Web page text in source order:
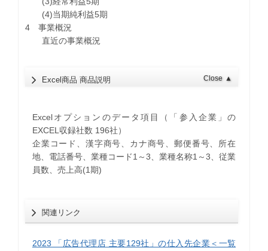
(4)当期純利益5期
4 事業概況
直近の事業概況
Excel商品 商品説明 Close ▲
Excelオプションのデータ項目（「参入企業」の
EXCEL収録社数 196社）
企業コード、漢字商号、カナ商号、郵便番号、所在
地、電話番号、業種コード1～3、業種名称1～3、従業
員数、売上高(1期)
関連リンク
2023 「広告代理店 主要129社」の仕入先企業＜一覧